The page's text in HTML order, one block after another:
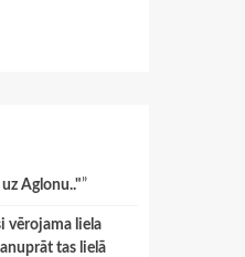
Aglonu.."”
vērojama liela
tas lielā